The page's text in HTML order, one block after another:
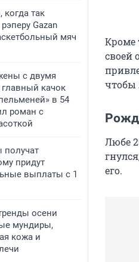
когда так
Gazan
мяч
с двумя
качок
в 54
роман с
получат
придут
выплаты с 1
осени
мундиры,
кожа и
Кроме
своей
чтобы
Любе
его.